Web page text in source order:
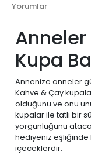
Yorumlar
Anneler
Kupa
Annenize anneler
Kahve & Çay
olduğunu ve onu
kupalar ile tatlı bir
yorgunluğunu
hediyeniz eşliğinde
içeceklerdir.